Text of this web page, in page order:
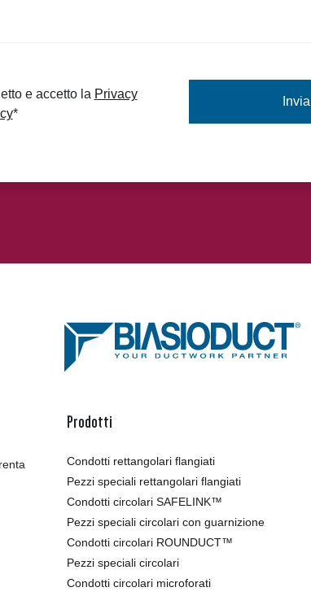
e accetto la Privacy
*
Prodotti
Condotti rettangolari flangiati
Pezzi speciali rettangolari flangiati
Condotti circolari SAFELINK™
Pezzi speciali circolari con guarnizione
Condotti circolari ROUNDUCT™
Pezzi speciali circolari
Condotti circolari microforati